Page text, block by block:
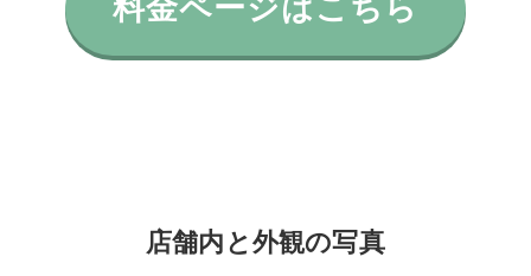
料金ページはこちら
店舗内と外観の写真